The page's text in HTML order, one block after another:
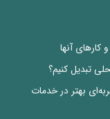
کارهای آنها
تبدیل کنیم؟
بهتر در خدمات